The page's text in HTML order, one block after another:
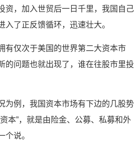
资，加入世贸后一日千里，我国自己
入了正反馈循环，迅速壮大。
有仅次于美国的世界第二大资本市
的问题也就出现了，谁在往股市里投
为例，我国资本市场有下边的几股势
本”，就是由险金、公募、私募和外
个说。